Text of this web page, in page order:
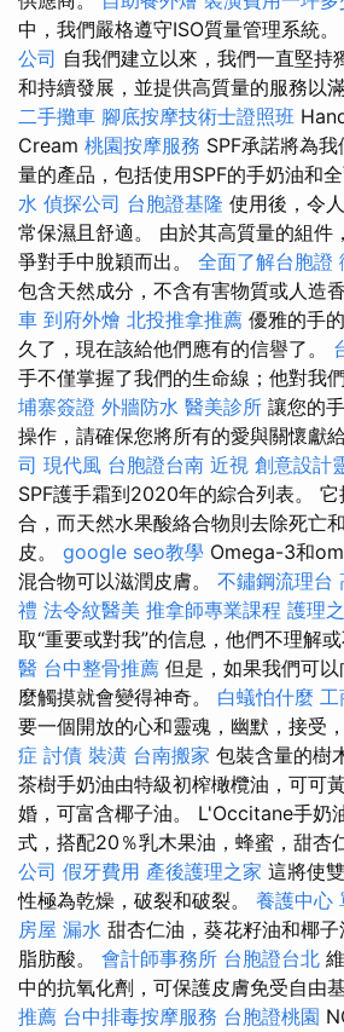
中，我們嚴格遵守ISO質量管理系統。
公司 自我們建立以來，我們一直堅持
和持續發展，並提供高質量的服務以
二手攤車 腳底按摩技術士證照班
Cream 桃園按摩服務 SPF承諾將為
量的產品，包括使用SPF的手奶油和全
水 偵探公司 台胞證基隆 使用後，令
常保濕且舒適。 由於其高質量的組件
爭對手中脫穎而出。 全面了解台胞證
包含天然成分，不含有害物質或人造
車 到府外燴 北投推拿推薦 優雅的手
久了，現在該給他們應有的信譽了。
手不僅掌握了我們的生命線；他對我
埔寨簽證 外牆防水 醫美診所 讓您的
操作，請確保您將所有的愛與關懷獻
司 現代風 台胞證台南 近視 創意設計
SPF護手霜到2020年的綜合列表。
合，而天然水果酸絡合物則去除死亡
皮。 google seo教學 Omega-3和
混合物可以滋潤皮膚。 不鏽鋼流理台
禮 法令紋醫美 推拿師專業課程 護理
取“重要或對我”的信息，他們不理解
醫 台中整骨推薦 但是，如果我們可
麼觸摸就會變得神奇。 白蟻怕什麼 工
要一個開放的心和靈魂，幽默，接受
症 討債 裝潢 台南搬家 包裝含量的樹
茶樹手奶油由特級初榨橄欖油，可可
婚，可富含椰子油。 L'Occitane手奶
式，搭配20％乳木果油，蜂蜜，甜杏
公司 假牙費用 產後護理之家 這將使
性極為乾燥，破裂和破裂。 養護中心
房屋 漏水 甜杏仁油，葵花籽油和椰
脂肪酸。 會計師事務所 台胞證台北
中的抗氧化劑，可保護皮膚免受自由
推薦 台中排毒按摩服務 台胞證桃園